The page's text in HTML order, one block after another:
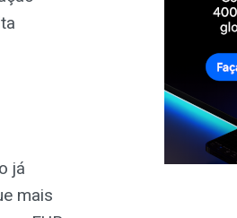
já
mais